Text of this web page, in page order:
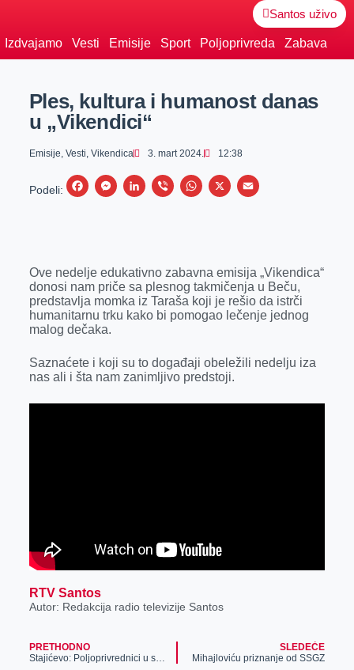
Santos uživo
Izdvajamo Vesti Emisije Sport Poljoprivreda Zabava
Ples, kultura i humanost danas
u „Vikendici“
Emisije, Vesti, Vikendica 3. mart 2024. 12:38
Podeli:
F
b
o
o
M
e
n
g
r
L
e
d
I
V
r
W
s
A
p
X
E
l
Ove nedelje edukativno zabavna emisija „Vikendica“
donosi nam priče sa plesnog takmičenja u Beču,
predstavlja momka iz Taraša koji je rešio da istrči
humanitarnu trku kako bi pomogao lečenje jednog
malog dečaka.
Saznaćete i koji su to događaji obeležili nedelju iza
nas ali i šta nam zanimljivo predstoji.
RTV Santos
Autor: Redakcija radio televizije Santos
PRETHODNO
Stajićevo: Poljoprivrednici u saradnji sa Gradom Zrenjaninom uredili atarske puteve
SLEDEĆE
Mihajloviću priznanje od SSGZ